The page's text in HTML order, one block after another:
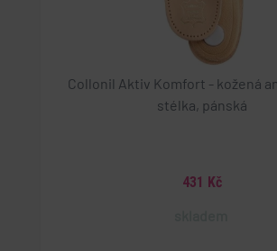
Collonil Aktiv Komfort - kožená
stélka, pánská
431 Kč